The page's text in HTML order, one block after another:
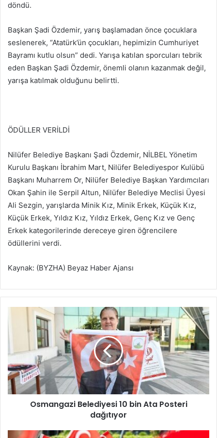
döndü.
Başkan Şadi Özdemir, yarış başlamadan önce çocuklara
seslenerek, “Atatürk’ün çocukları, hepimizin Cumhuriyet
Bayramı kutlu olsun” dedi. Yarışa katılan sporcuları tebrik
eden Başkan Şadi Özdemir, önemli olanın kazanmak değil,
yarışa katılmak olduğunu belirtti.
ÖDÜLLER VERİLDİ
Nilüfer Belediye Başkanı Şadi Özdemir, NİLBEL Yönetim
Kurulu Başkanı İbrahim Mart, Nilüfer Belediyespor Kulübü
Başkanı Muharrem Or, Nilüfer Belediye Başkan Yardımcıları
Okan Şahin ile Serpil Altun, Nilüfer Belediye Meclisi Üyesi
Ali Sezgin, yarışlarda Minik Kız, Minik Erkek, Küçük Kız,
Küçük Erkek, Yıldız Kız, Yıldız Erkek, Genç Kız ve Genç
Erkek kategorilerinde dereceye giren öğrencilere
ödüllerini verdi.
Kaynak: (BYZHA) Beyaz Haber Ajansı
n
g
a
z
i
Osmangazi Belediyesi 10 bin Ata Posteri
dağıtıyor